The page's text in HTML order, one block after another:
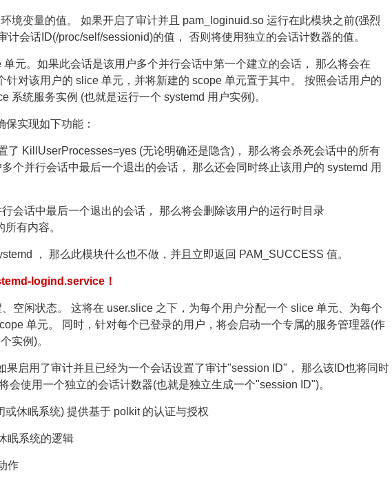
境变量的值。 如果开启了审计并且 pam_loginuid.so 运行在此模块之前(强烈
计会话ID(/proc/self/sessionid)的值， 否则将使用独立的会话计数器的值。
元。如果此会话是该用户多个并行会话中第一个建立的会话， 那么将会在
针对该用户的 slice 单元，并将新建的 scope 单元置于其中。 按照会话用户的
系统服务实例 (也就是运行一个 systemd 用户实例)。
实现如下功能：
了 KillUserProcesses=yes (无论明确还是隐含)， 那么将会杀死会话中的所有
个并行会话中最后一个退出的会话， 那么还会同时终止该用户的 systemd 用
会话中最后一个退出的会话， 那么将会删除该用户的运行时目录
有内容。
， 那么此模块什么也不做，并且立即返回 PAM_SUCCESS 值。
logind.service！
空闲状态。 这将在 user.slice 之下，为每个用户分配一个 slice 单元、为每个
单元。 同时，针对每个已登录的用户，将会启动一个专属的服务管理器(作
实例)。
果启用了审计并且已经为一个会话设置了审计"session ID"， 那么该ID也将同时
会使用一个独立的会话计数器(也就是独立生成一个"session ID")。
或休眠系统) 提供基于 polkit 的认证与授权
眠系统的逻辑
作